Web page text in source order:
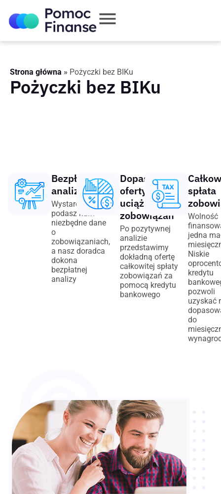
Strona główna » Pożyczki bez BIKu
Pożyczki bez BIKu
Bezpłatna
analiza
Wystarczy, że
podasz nam
niezbędne dane
o
zobowiązaniach,
a nasz doradca
dokona
bezpłatnej
analizy
Dopasowanie
oferty spłaty
uciążliwych
zobowiązań
Po pozytywnej
analizie
przedstawimy
dokładną ofertę
całkowitej spłaty
zobowiązań za
pomocą kredytu
bankowego
spłata
Wolność
jedna
Niskie
kredytu
pozwoli
uzyskać
do